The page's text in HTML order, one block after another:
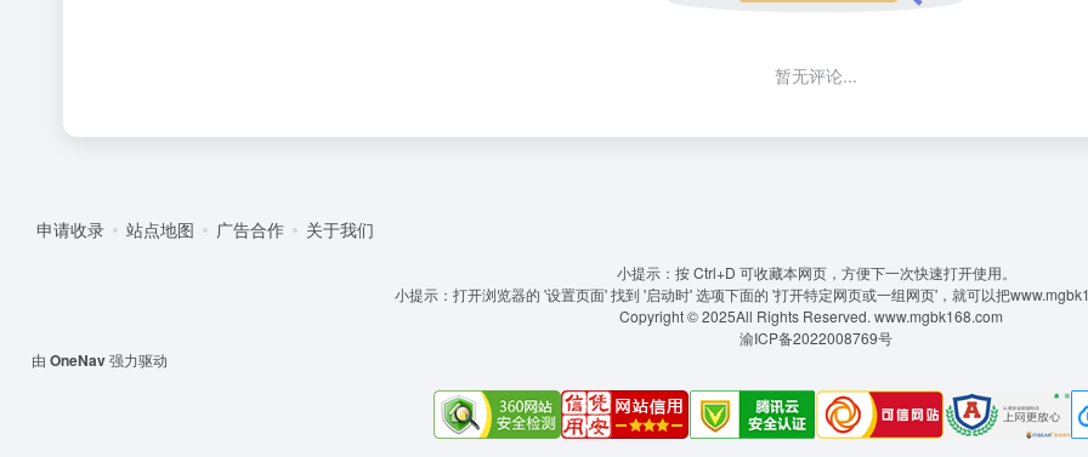
暂无评论...
申请收录 站点地图 广告合作 关于我们
小提示：按 Ctrl+D 可收藏本网页，方便下一次快速打开使用。
小提示：打开浏览器的 '设置页面' 找到 '启动时' 选项下面的 '打开特定网页或一组网页'，就可以把
Copyright © 2025All Rights Reserved. www.mgbk168.com
渝ICP备2022008769号
由 OneNav强力驱动